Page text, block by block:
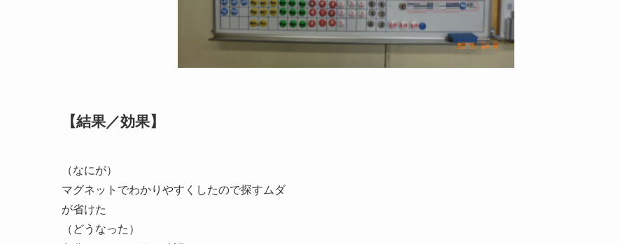
【結果／効果】
（なにが）
マグネットでわかりやすくしたので探すムダ
が省けた
（どうなった）